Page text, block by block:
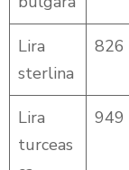
Lira
sterlina
826
Lira
turceas
949